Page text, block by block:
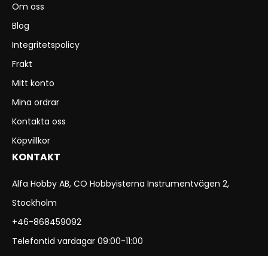
Om oss
Blog
Integritetspolicy
Frakt
Mitt konto
Mina ordrar
Kontakta oss
Köpvillkor
KONTAKT
Alfa Hobby AB, CO Hobbyisterna Instrumentvägen 2,
Stockholm
+46-868459092
Telefontid vardagar 09:00-11:00